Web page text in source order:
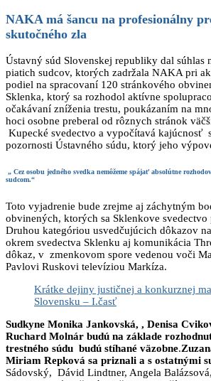
NAKA má šancu na profesionálny
skutočného zla
Ústavný súd Slovenskej republiky dal súhlas
piatich sudcov, ktorých zadržala NAKA pri
podiel na spracovaní 120 stránkového
Sklenka, ktorý sa rozhodol aktívne
očakávaní zníženia trestu, poukázaním na
hoci osobne preberal od rôznych stránok
Kupecké svedectvo a vypočítavá kajúcnosť
pozornosti Ústavného súdu, ktorý jeho
„ Cez osobu jedného svedka nemôžeme spájať absolútne
sudcom.“
Toto vyjadrenie bude zrejme aj záchytným
obvinených, ktorých sa Sklenkove svedectvo
Druhou kategóriou usvedčujúcich dôkazov
okrem svedectva Sklenku aj komunikácia
dôkaz, v zmenkovom spore vedenou voči
Pavlovi Ruskovi televíziou Markíza.
Krátke dejiny justičnej a konkurznej
Slovensku – I.časť
Sudkyne Monika Jankovská, , Denisa
Ruchard Molnár budú na základe
trestného súdu budú stíhané väzobne.
Miriam Repková sa priznali a s ostatnými
Sádovský, Dávid Lindtner, Angela